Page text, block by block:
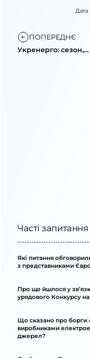
Дата
ПОПЕРЕДНЄ
Укренерго: сезон,
Часті запитання
Які питання
з представниками
Про що йшлося у
урядового Конкурсу на
Що сказано про борги
виробниками
джерел?